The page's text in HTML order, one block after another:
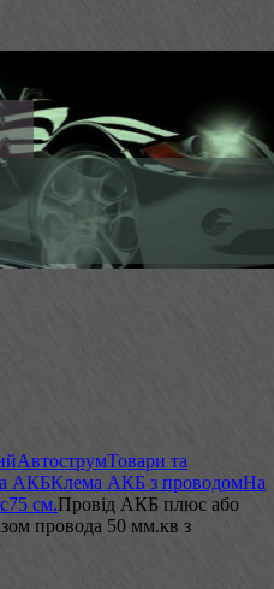
АвтострумТовари та
АКБКлема АКБ з проводомНа
75 см.Провід АКБ плюс або
провода 50 мм.кв з